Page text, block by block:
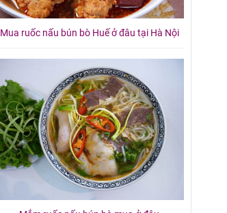
Mua ruốc nấu bún bò Huế ở đâu tại Hà Nội